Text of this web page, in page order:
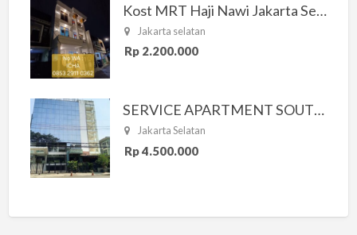
Kost MRT Haji Nawi Jakarta Selatan
Jakarta selatan
Rp 2.200.000
SERVICE APARTMENT SOUTH RESIDENCE
Jakarta Selatan
Rp 4.500.000